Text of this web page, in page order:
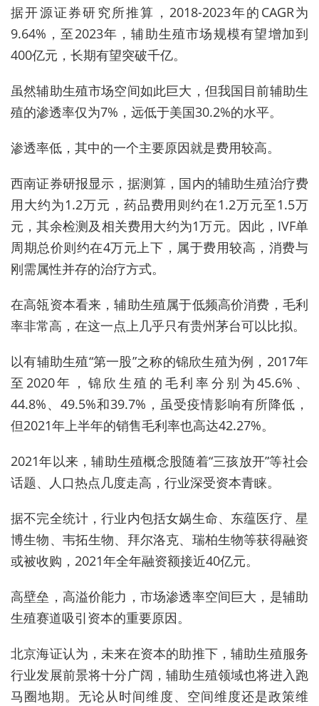
据开源证券研究所推算，2018-2023年的CAGR为
9.64%，至2023年，辅助生殖市场规模有望增加到
400亿元，长期有望突破千亿。
虽然辅助生殖市场空间如此巨大，但我国目前辅助生
殖的渗透率仅为7%，远低于美国30.2%的水平。
渗透率低，其中的一个主要原因就是费用较高。
西南证券研报显示，据测算，国内的辅助生殖治疗费
用大约为1.2万元，药品费用则约在1.2万元至1.5万
元，其余检测及相关费用大约为1万元。因此，IVF单
周期总价则约在4万元上下，属于费用较高，消费与
刚需属性并存的治疗方式。
在高瓴资本看来，辅助生殖属于低频高价消费，毛利
率非常高，在这一点上几乎只有贵州茅台可以比拟。
以有辅助生殖“第一股”之称的锦欣生殖为例，2017年
至2020年，锦欣生殖的毛利率分别为45.6%、
44.8%、49.5%和39.7%，虽受疫情影响有所降低，
但2021年上半年的销售毛利率也高达42.27%。
2021年以来，辅助生殖概念股随着“三孩放开”等社会
话题、人口热点几度走高，行业深受资本青睐。
据不完全统计，行业内包括女娲生命、东蕴医疗、星
博生物、韦拓生物、拜尔洛克、瑞柏生物等获得融资
或被收购，2021年全年融资额接近40亿元。
高壁垒，高溢价能力，市场渗透率空间巨大，是辅助
生殖赛道吸引资本的重要原因。
北京海证认为，未来在资本的助推下，辅助生殖服务
行业发展前景将十分广阔，辅助生殖领域也将进入跑
马圈地期。无论从时间维度、空间维度还是政策维